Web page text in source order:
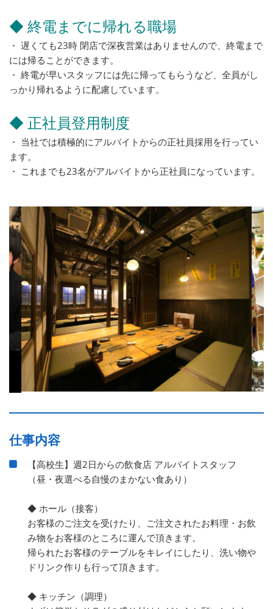
◆ 終電までに帰れる職場
・ 遅くても23時 閉店で深夜営業はありませんので、終電まで
には帰ることができます。
・ 終電が早いスタッフには先に帰ってもらうなど、全員がし
っかり帰れるように配慮しています。
◆ 正社員登用制度
・ 当社では積極的にアルバイトからの正社員採用を行ってい
ます。
・ これまでも23名がアルバイトから正社員になっています。
仕事内容
【高校生】週2日からの飲食店 アルバイトスタッフ
（昼・夜選べる自慢のまかない食あり）
◆ ホール（接客）
お客様のご注文を受けたり、ご注文されたお料理・お飲
み物をお客様のところに運んで頂きます。
帰られたお客様のテーブルをキレイにしたり、洗い物や
ドリンク作りも行って頂きます。
◆ キッチン（調理）